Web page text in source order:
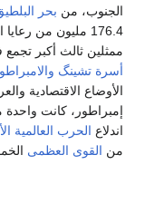
الجنوب، من بحر
176.4 مليون من
ممثلين ثالث أكبر
أسرة تشينگ
الأوضاع الاقتصادية
إمبراطور، كانت واحدة
اندلاع الحرب العالمية
من القوى العظمى